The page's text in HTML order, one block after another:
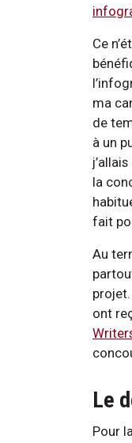
Ce
ma
de
à un
la
fait
Au
ont
Le
Pour